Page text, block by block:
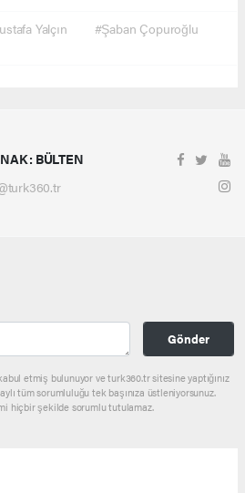
Yalçın
#Şaban Çopuroğlu
: BÜLTEN
Gönder
etmiş bulunuyor ve turk360.tr sitesine yaptığınız
tüm sorumluluğu tek başınıza üstleniyorsunuz.
hiçbir şekilde sorumlu tutulamaz.